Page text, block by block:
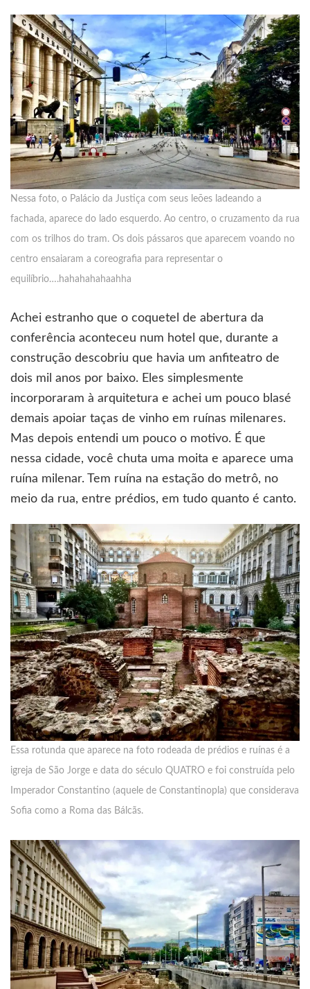
Nessa foto, o Palácio da Justiça com seus leões ladeando a
fachada, aparece do lado esquerdo. Ao centro, o cruzamento da rua
com os trilhos do tram. Os dois pássaros que aparecem voando no
centro ensaiaram a coreografia para representar o
equilíbrio….hahahahahaahha
Achei estranho que o coquetel de abertura da
conferência aconteceu num hotel que, durante a
construção descobriu que havia um anfiteatro de
dois mil anos por baixo. Eles simplesmente
incorporaram à arquitetura e achei um pouco blasé
demais apoiar taças de vinho em ruínas milenares.
Mas depois entendi um pouco o motivo. É que
nessa cidade, você chuta uma moita e aparece uma
ruína milenar. Tem ruína na estação do metrô, no
meio da rua, entre prédios, em tudo quanto é canto.
Essa rotunda que aparece na foto rodeada de prédios e ruínas é a
igreja de São Jorge e data do século QUATRO e foi construída pelo
Imperador Constantino (aquele de Constantinopla) que considerava
Sofia como a Roma das Bálcãs.